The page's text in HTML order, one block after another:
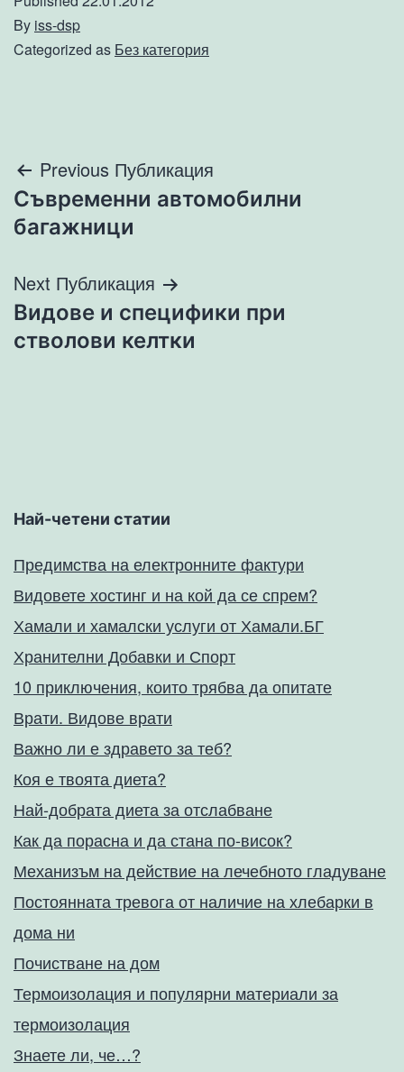
By iss-dsp
Categorized as Без категория
Навигация
Previous Публикация
Съвременни автомобилни
багажници
Next Публикация
Видове и специфики при
стволови келтки
Най-четени статии
Предимства на електронните фактури
Видовете хостинг и на кой да се спрем?
Хамали и хамалски услуги от Хамали.БГ
Хранителни Добавки и Спорт
10 приключения, които трябва да опитате
Врати. Видове врати
Важно ли е здравето за теб?
Коя е твоята диета?
Най-добрата диета за отслабване
Как да порасна и да стана по-висок?
Механизъм на действие на лечебното гладуване
Постоянната тревога от наличие на хлебарки в
дома ни
Почистване на дом
Термоизолация и популярни материали за
термоизолация
Знаете ли, че…?